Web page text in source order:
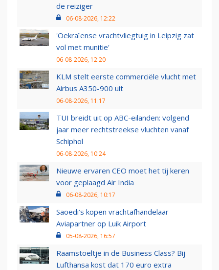
de reiziger
06-08-2026, 12:22
'Oekraïense vrachtvliegtuig in Leipzig zat
vol met munitie'
06-08-2026, 12:20
KLM stelt eerste commerciële vlucht met
Airbus A350-900 uit
06-08-2026, 11:17
TUI breidt uit op ABC-eilanden: volgend
jaar meer rechtstreekse vluchten vanaf
Schiphol
06-08-2026, 10:24
Nieuwe ervaren CEO moet het tij keren
voor geplaagd Air India
06-08-2026, 10:17
Saoedi’s kopen vrachtafhandelaar
Aviapartner op Luik Airport
05-08-2026, 16:57
Raamstoeltje in de Business Class? Bij
Lufthansa kost dat 170 euro extra